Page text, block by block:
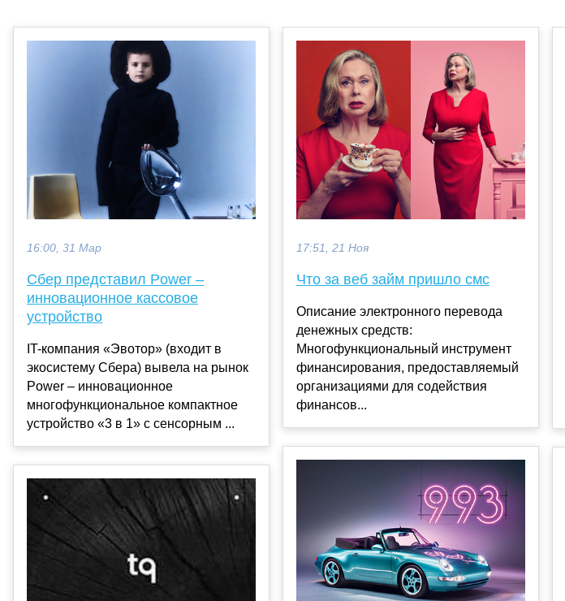
16:00, 31 Мар
Сбер представил Power –
инновационное кассовое
устройство
IT-компания «Эвотор» (входит в
экосистему Сбера) вывела на рынок
Power – инновационное
многофункциональное компактное
устройство «3 в 1» с сенсорным ...
17:51, 21 Ноя
Что за веб займ пришло смс
Описание электронного перевода
денежных средств:
Многофункциональный инструмент
финансирования, предоставляемый
организациями для содействия
финансов...